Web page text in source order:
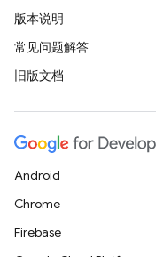
版本说明
常见问题解答
旧版文档
Android
Chrome
Firebase